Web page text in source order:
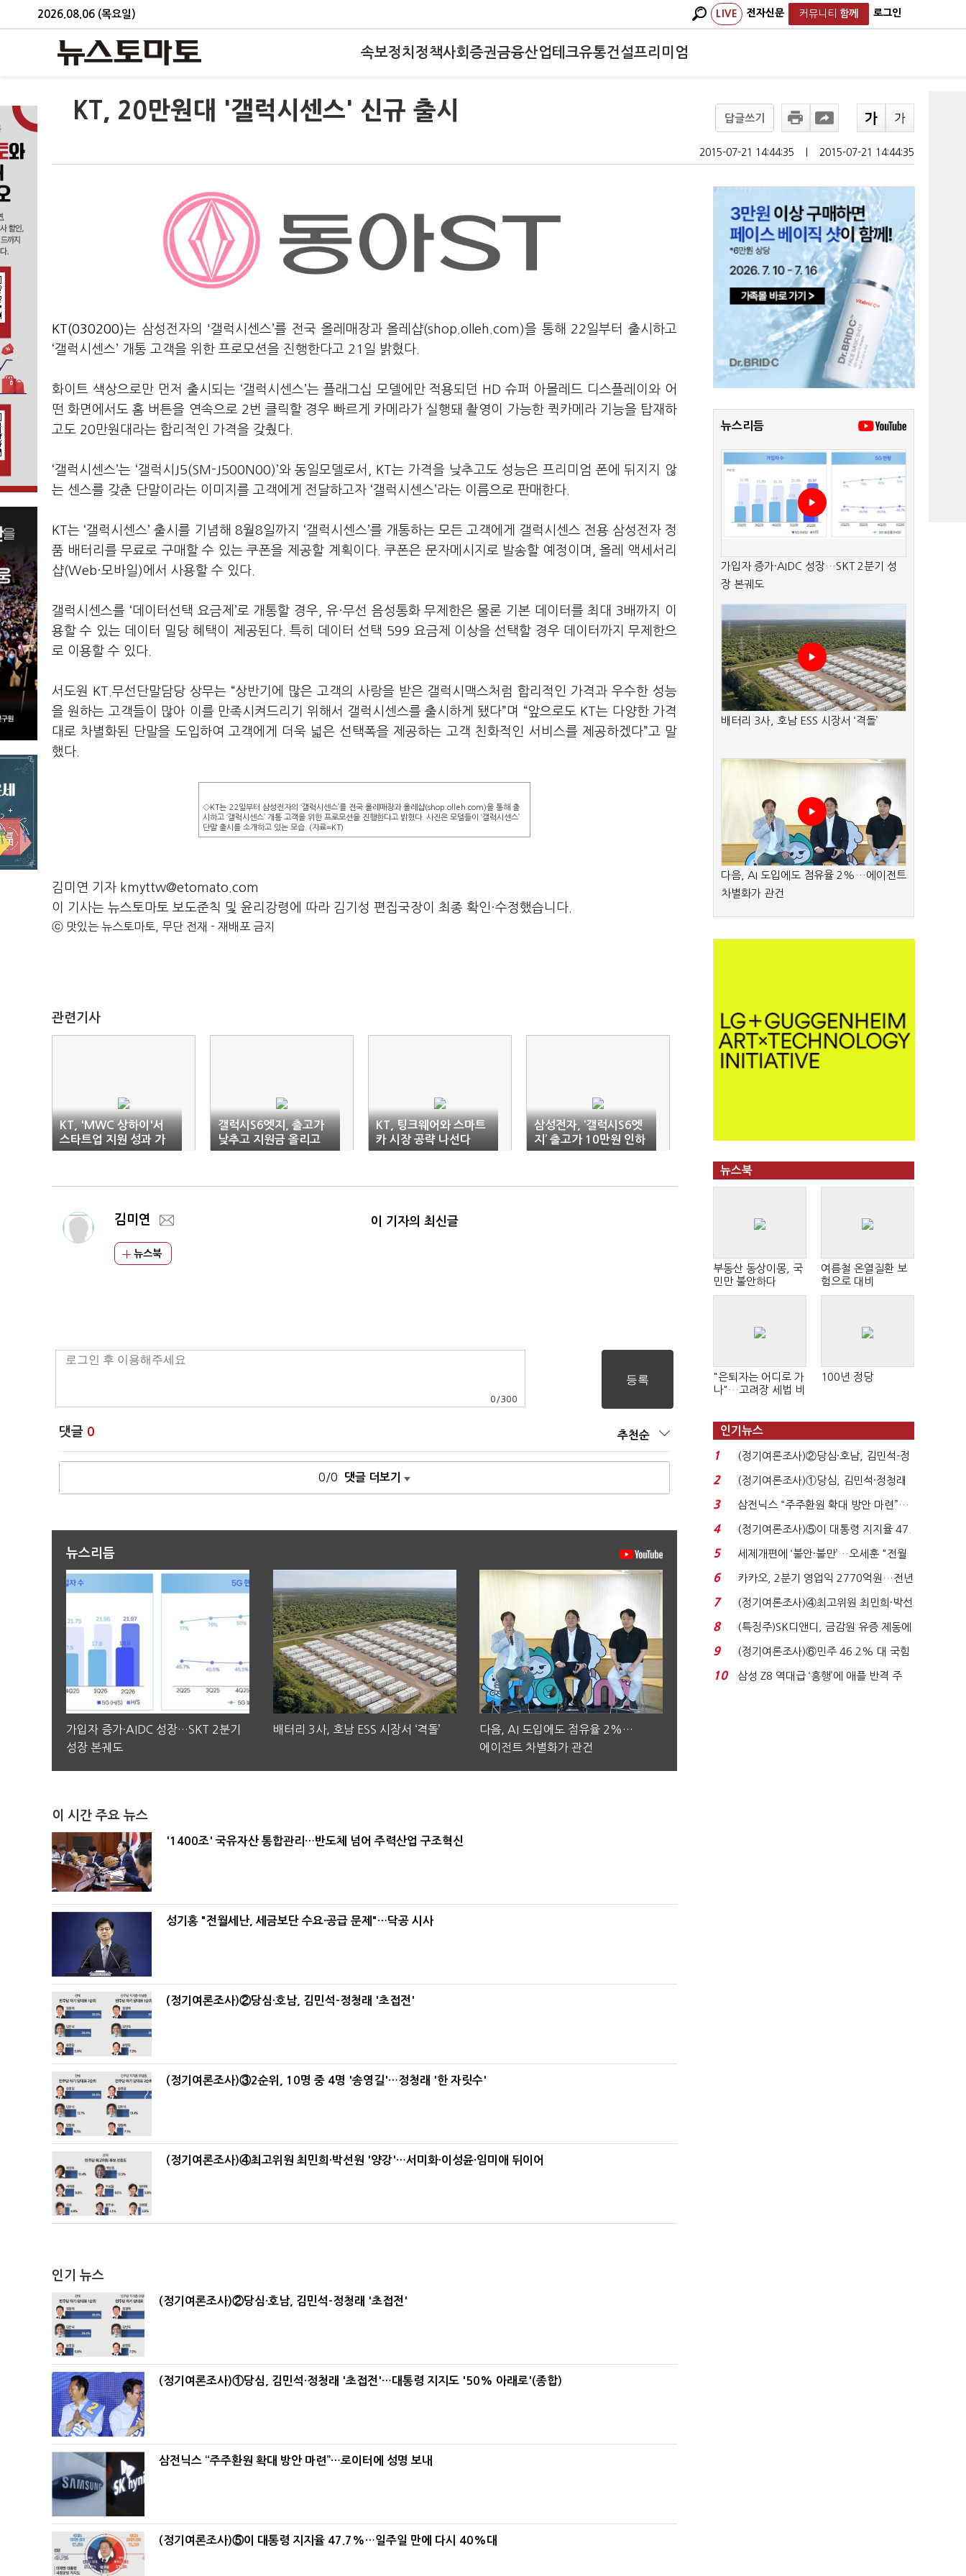
2026.08.06 (목요일) LIVE 전자신문 커뮤니티 함께 로그인
속보정치 정책사회 증권금융산업테크유통건설프리미엄
KT, 20만원대 '갤럭시센스' 신규 출시 답글쓰기
2015-07-21 14:44:35 2015-07-21 14:44:35
KT(030200)는 삼성전자의 '갤럭시센스’를 전국 올레매장과 올레샵(shop.olleh.com)을 통해 22일부터 출시하고
‘갤럭시센스’ 개통 고객을 위한 프로모션을 진행한다고 21일 밝혔다.
화이트 색상으로만 먼저 출시되는 ‘갤럭시센스’는 플래그십 모델에만 적용되던 HD 슈퍼 아몰레드 디스플레이와 어
떤 화면에서도 홈 버튼을 연속으로 2번 클릭할 경우 빠르게 카메라가 실행돼 촬영이 가능한 퀵카메라 기능을 탑재하
고도 20만원대라는 합리적인 가격을 갖췄다.
‘갤럭시센스’는 ‘갤럭시J5(SM-J500N00)’와 동일모델로서, KT는 가격을 낮추고도 성능은 프리미엄 폰에 뒤지지 않
는 센스를 갖춘 단말이라는 이미지를 고객에게 전달하고자 ‘갤럭시센스’라는 이름으로 판매한다.
KT는 ‘갤럭시센스’ 출시를 기념해 8월8일까지 ‘갤럭시센스’를 개통하는 모든 고객에게 갤럭시센스 전용 삼성전자 정
품 배터리를 무료로 구매할 수 있는 쿠폰을 제공할 계획이다. 쿠폰은 문자메시지로 발송할 예정이며, 올레 액세서리
샵(Web·모바일)에서 사용할 수 있다.
갤럭시센스를 ‘데이터선택 요금제’로 개통할 경우, 유·무선 음성통화 무제한은 물론 기본 데이터를 최대 3배까지 이
용할 수 있는 데이터 밀당 혜택이 제공된다. 특히 데이터 선택 599 요금제 이상을 선택할 경우 데이터까지 무제한으
로 이용할 수 있다.
서도원 KT.무선단말담당 상무는 “상반기에 많은 고객의 사랑을 받은 갤럭시맥스처럼 합리적인 가격과 우수한 성능
을 원하는 고객들이 많아 이를 만족시켜드리기 위해서 갤럭시센스를 출시하게 됐다”며 “앞으로도 KT는 다양한 가격
대로 차별화된 단말을 도입하여 고객에게 더욱 넓은 선택폭을 제공하는 고객 친화적인 서비스를 제공하겠다”고 말
했다.
◇KT는 22일부터 삼성전자의 ‘갤럭시센스’를 전국 올레매장과 올레샵(shop.olleh.com)을 통해 출
시하고 ‘갤럭시센스’ 개통 고객을 위한 프로모션을 진행한다고 밝혔다. 사진은 모델들이 ‘갤럭시센스’
단말 출시를 소개하고 있는 모습. (자료=KT)
김미연 기자 kmyttw@etomato.com
이 기사는 뉴스토마토 보도준칙 및 윤리강령에 따라 김기성 편집국장이 최종 확인·수정했습니다.
ⓒ 맛있는 뉴스토마토, 무단 전재 - 재배포 금지
관련기사
KT, 'MWC 상하이'서
스타트업 지원 성과 가
시화
갤럭시S6엣지, 출고가
낮추고 지원금 올리고
KT, 팅크웨어와 스마트
카 시장 공략 나선다
삼성전자, ‘갤럭시S6엣
지’ 출고가 10만원 인하
김미연
뉴스북
이 기자의 최신글
0 /300
댓글 0 추천순
0/0 댓글 더보기
뉴스리듬
가입자 증가·AIDC 성장…SKT 2분기
성장 본궤도
배터리 3사, 호남 ESS 시장서 ‘격돌’
다음, AI 도입에도 점유율 2%…
에이전트 차별화가 관건
이 시간 주요 뉴스
'1400조' 국유자산 통합관리…반도체 넘어 주력산업 구조혁신
성기홍 "전월세난, 세금보단 수요·공급 문제"…닥공 시사
(정기여론조사)②당심·호남, 김민석-정청래 '초접전'
(정기여론조사)③2순위, 10명 중 4명 '송영길'…정청래 '한 자릿수'
(정기여론조사)④최고위원 최민희·박선원 '양강'…서미화·이성윤·임미애 뒤이어
인기 뉴스
(정기여론조사)②당심·호남, 김민석-정청래 '초접전'
(정기여론조사)①당심, 김민석·정청래 '초접전'…대통령 지지도 '50% 아래로'(종합)
삼전닉스 “주주환원 확대 방안 마련”…로이터에 성명 보내
(정기여론조사)⑤이 대통령 지지율 47.7%…일주일 만에 다시 40%대
뉴스리듬
가입자 증가·AIDC 성장…SKT 2분기 성
장 본궤도
배터리 3사, 호남 ESS 시장서 ‘격돌’
다음, AI 도입에도 점유율 2%…에이전트
차별화가 관건
뉴스북
부동산 동상이몽, 국
민만 불안하다
여름철 온열질환 보
험으로 대비
"은퇴자는 어디로 가
나"…고려장 세법 비
100년 정당
인기뉴스
1
(정기여론조사)②당심·호남, 김민석-정
청래 '초접전'...
2
(정기여론조사)①당심, 김민석·정청래
'초접전'…대통령 ...
3
삼전닉스 “주주환원 확대 방안 마련”…
로이터에 성명...
4
(정기여론조사)⑤이 대통령 지지율 47.
7%…일주일 만에 ...
5
세제개편에 ‘불안·불만’…오세훈 "전월
세 구하기 더 ...
6
카카오, 2분기 영업익 2770억원…전년
비 36% 증가...
7
(정기여론조사)④최고위원 최민희·박선
원 '양강'…서미...
8
(특징주)SK디앤디, 금감원 유증 제동에
장 초반 상한가...
9
(정기여론조사)⑥민주 46.2% 대 국힘
31.0%…오차범위 밖 ...
10
삼성 Z8 역대급 ‘흥행’에 애플 반격 주